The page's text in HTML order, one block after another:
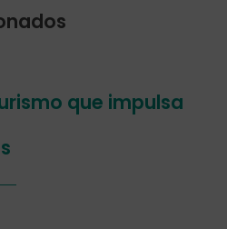
que impulsa